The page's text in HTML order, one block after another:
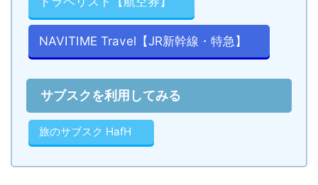
NAVITIME Travel【JR新幹線・特急】
サブスクを利用してみる
旅のサブスク HafH